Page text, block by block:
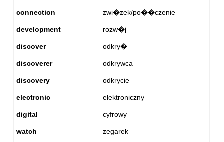
connection zwi�zek/po��czenie
development rozw�j
discover odkry�
discoverer odkrywca
discovery odkrycie
electronic elektroniczny
digital cyfrowy
watch zegarek